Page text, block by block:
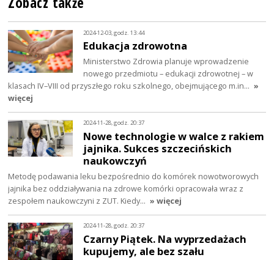
2024-12-03, godz. 13:44
Edukacja zdrowotna
Ministerstwo Zdrowia planuje wprowadzenie
nowego przedmiotu – edukacji zdrowotnej – w
klasach IV–VIII od przyszłego roku szkolnego, obejmującego m.in… »
więcej
2024-11-28, godz. 20:37
Nowe technologie w walce z rakiem
jajnika. Sukces szczecińskich
naukowczyń
Metodę podawania leku bezpośrednio do komórek nowotworowych
jajnika bez oddziaływania na zdrowe komórki opracowała wraz z
zespołem naukowczyni z ZUT. Kiedy… » więcej
2024-11-28, godz. 20:37
Czarny Piątek. Na wyprzedażach
kupujemy, ale bez szału